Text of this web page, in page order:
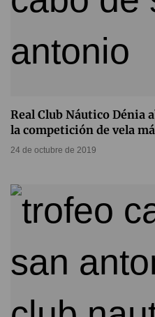
Real Club Náutico Dénia
la competición de vela
24 de octubre de 2019